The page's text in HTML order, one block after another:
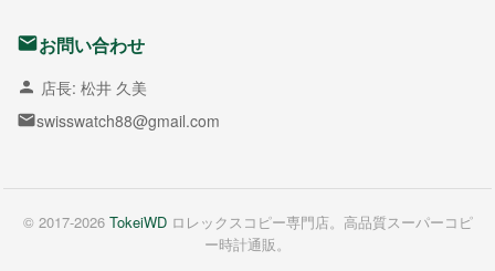
お問い合わせ
店長: 松井 久美
swisswatch88@gmail.com
© 2017-2026 TokeiWDロレックスコピー専門店。高品質スーパーコピ
ー時計通販。